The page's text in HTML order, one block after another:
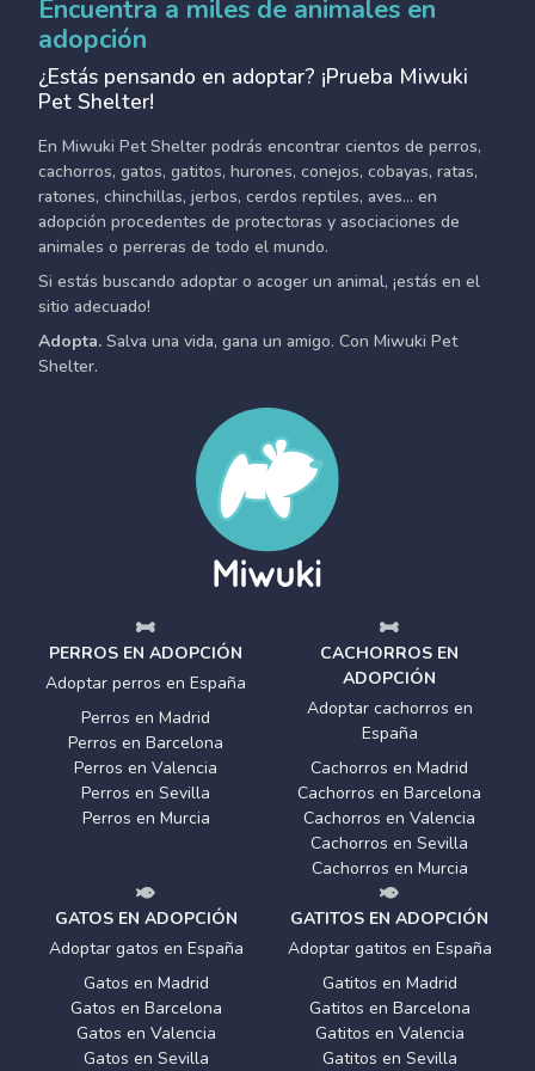
Encuentra a miles de animales en
adopción
¿Estás pensando en adoptar? ¡Prueba Miwuki
Pet Shelter!
En Miwuki Pet Shelter podrás encontrar cientos de perros,
cachorros, gatos, gatitos, hurones, conejos, cobayas, ratas,
ratones, chinchillas, jerbos, cerdos reptiles, aves... en
adopción procedentes de protectoras y asociaciones de
animales o perreras de todo el mundo.
Si estás buscando adoptar o acoger un animal, ¡estás en el
sitio adecuado!
Adopta. Salva una vida, gana un amigo. Con Miwuki Pet
Shelter.
PERROS EN ADOPCIÓN
Adoptar perros en España
Perros en Madrid
Perros en Barcelona
Perros en Valencia
Perros en Sevilla
Perros en Murcia
CACHORROS EN
ADOPCIÓN
Adoptar cachorros en
España
Cachorros en Madrid
Cachorros en Barcelona
Cachorros en Valencia
Cachorros en Sevilla
Cachorros en Murcia
GATOS EN ADOPCIÓN
Adoptar gatos en España
Gatos en Madrid
Gatos en Barcelona
Gatos en Valencia
Gatos en Sevilla
GATITOS EN ADOPCIÓN
Adoptar gatitos en España
Gatitos en Madrid
Gatitos en Barcelona
Gatitos en Valencia
Gatitos en Sevilla